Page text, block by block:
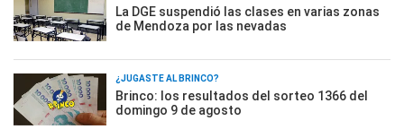
La DGE suspendió las clases en varias zonas
de Mendoza por las nevadas
¿JUGASTE AL BRINCO?
Brinco: los resultados del sorteo 1366 del
domingo 9 de agosto